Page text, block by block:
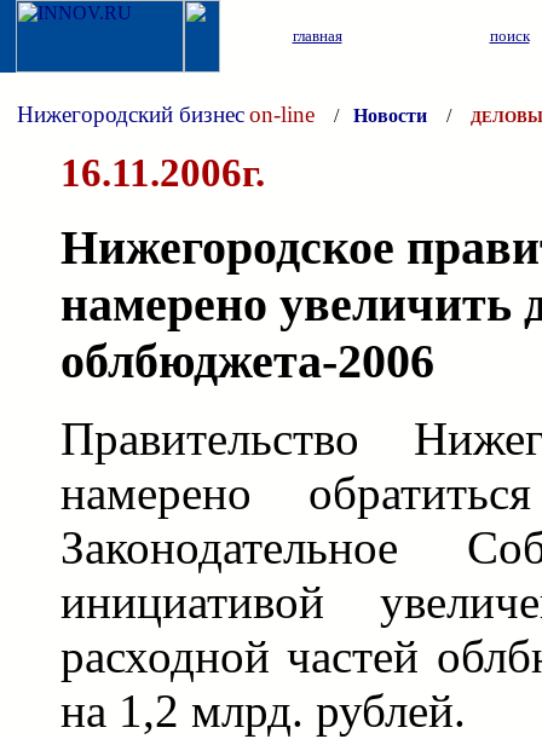
главная поиск
Нижегородский бизнесon-line / Новости /
16.11.2006г.
Нижегородское
намерено увеличить
облбюджета-2006
Правительство
намерено
Законодательное
инициативой
расходной частей
на 1,2 млрд. рублей.